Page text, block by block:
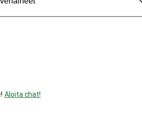
Aloita chat!